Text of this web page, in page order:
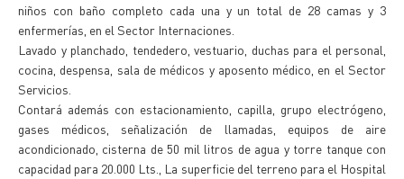
niños con baño completo cada una y un total de 28 camas y 3
enfermerías, en el Sector Internaciones.
Lavado y planchado, tendedero, vestuario, duchas para el personal,
cocina, despensa, sala de médicos y aposento médico, en el Sector
Servicios.
Contará además con estacionamiento, capilla, grupo electrógeno,
gases médicos, señalización de llamadas, equipos de aire
acondicionado, cisterna de 50 mil litros de agua y torre tanque con
capacidad para 20.000 Lts., La superficie del terreno para el Hospital